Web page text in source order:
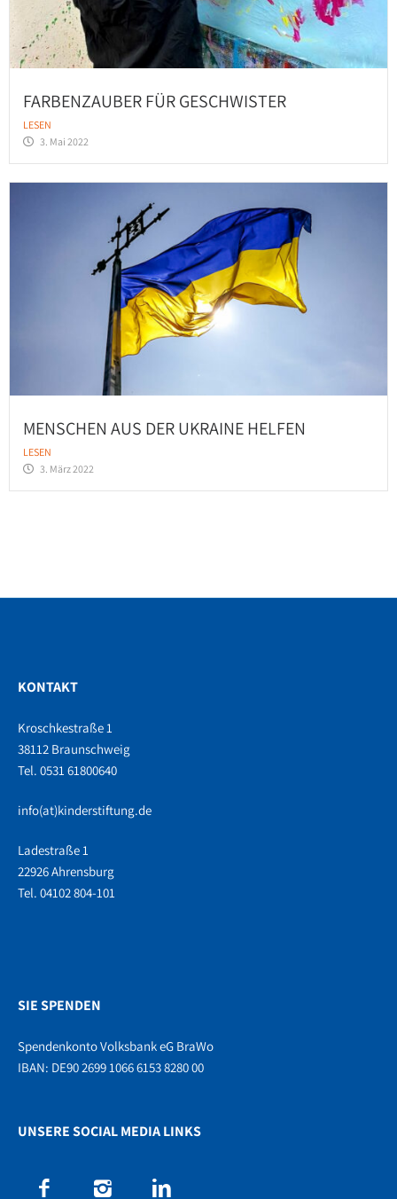
FARBENZAUBER FÜR GESCHWISTER
LESEN
3. Mai 2022
MENSCHEN AUS DER UKRAINE HELFEN
LESEN
3. März 2022
KONTAKT
Kroschkestraße 1
38112 Braunschweig
Tel. 0531 61800640
info(at)kinderstiftung.de
Ladestraße 1
22926 Ahrensburg
Tel. 04102 804-101
SIE SPENDEN
Spendenkonto Volksbank eG BraWo
IBAN: DE90 2699 1066 6153 8280 00
UNSERE SOCIAL MEDIA LINKS